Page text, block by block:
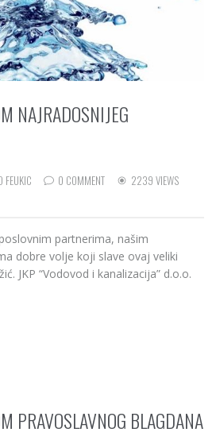
NAJRADOSNIJEG
FEUKIC 0 COMMENT
2239 VIEWS
partnerima, našim
dobre volje koji slave ovaj veliki
JKP “Vodovod i kanalizacija” d.o.o.
PRAVOSLAVNOG BLAGDANA